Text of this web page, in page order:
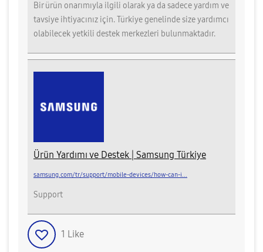
Bir ürün onarımıyla ilgili olarak ya da sadece yardım ve
tavsiye ihtiyacınız için. Türkiye genelinde size yardımcı
olabilecek yetkili destek merkezleri bulunmaktadır.
Ürün Yardımı ve Destek | Samsung Türkiye
samsung.com/tr/support/mobile-devices/how-can-i...
Support
1 Like